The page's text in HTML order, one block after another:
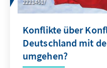
2221451/
Konflikte über
Deutschland mit
umgehen?